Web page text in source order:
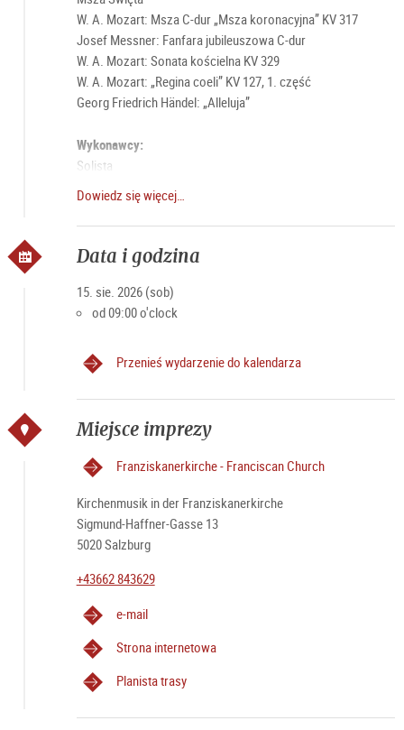
W. A. Mozart: Msza C-dur „Msza koronacyjna” KV 317
Josef Messner: Fanfara jubileuszowa C-dur
W. A. Mozart: Sonata kościelna KV 329
W. A. Mozart: „Regina coeli” KV 127, 1. część
Georg Friedrich Händel: „Alleluja”
Wykonawcy:
Solista
Chór i orkiestra kościoła franciszkańskiego
Markus Stepanek – organy
Dyrygent: Bernhard Gfrerer
Dalsze informacje: https://franziskanerkirche-salzburg.at
Dowiedz się więcej…
Data i godzina
15. sie. 2026 (sob)
od 09:00 o'clock
Przenieś wydarzenie do kalendarza
Miejsce imprezy
Franziskanerkirche - Franciscan Church
Kirchenmusik in der Franziskanerkirche
Sigmund-Haffner-Gasse 13
5020 Salzburg
+43662 843629
e-mail
Strona internetowa
Planista trasy